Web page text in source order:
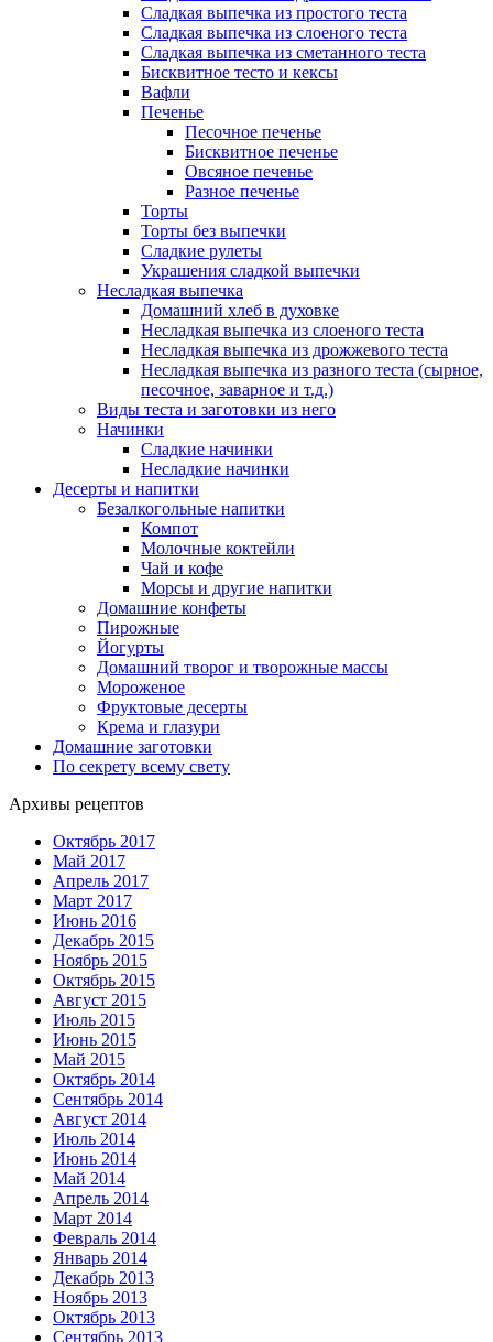
Сладкая выпечка из простого теста
Сладкая выпечка из слоеного теста
Сладкая выпечка из сметанного теста
Бисквитное тесто и кексы
Вафли
Печенье
Песочное печенье
Бисквитное печенье
Овсяное печенье
Разное печенье
Торты
Торты без выпечки
Сладкие рулеты
Украшения сладкой выпечки
Несладкая выпечка
Домашний хлеб в духовке
Несладкая выпечка из слоеного теста
Несладкая выпечка из дрожжевого теста
Несладкая выпечка из разного теста (сырное,
песочное, заварное и т.д.)
Виды теста и заготовки из него
Начинки
Сладкие начинки
Несладкие начинки
Десерты и напитки
Безалкогольные напитки
Компот
Молочные коктейли
Чай и кофе
Морсы и другие напитки
Домашние конфеты
Пирожные
Йогурты
Домашний творог и творожные массы
Мороженое
Фруктовые десерты
Крема и глазури
Домашние заготовки
По секрету всему свету
Архивы рецептов
Октябрь 2017
Май 2017
Апрель 2017
Март 2017
Июнь 2016
Декабрь 2015
Ноябрь 2015
Октябрь 2015
Август 2015
Июль 2015
Июнь 2015
Май 2015
Октябрь 2014
Сентябрь 2014
Август 2014
Июль 2014
Июнь 2014
Май 2014
Апрель 2014
Март 2014
Февраль 2014
Январь 2014
Декабрь 2013
Ноябрь 2013
Октябрь 2013
Сентябрь 2013